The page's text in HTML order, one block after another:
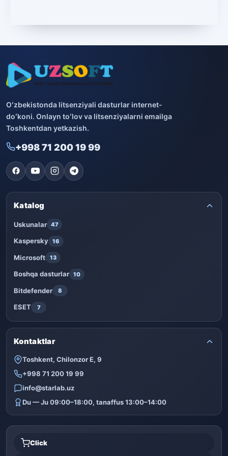
Boshqa dasturlar 10
ESET
PRO32
Dr.Web
Jivo
Oʻzbekistonda litsenziyali dasturlar internet-
doʻkoni. Onlayn toʻlov va litsenziyalarni emailga
Toshkentdan yetkazish.
+998 71 200 19 99
Katalog
Uskunalar 47
Kaspersky 16
Microsoft 13
Boshqa dasturlar 10
Bitdefender 8
ESET 7
Kontaktlar
Toshkent, Chilonzor E, 9
+998 71 200 19 99
info@starlab.uz
Du — Ju 09:00–18:00, tanaffus 13:00–14:00
Click